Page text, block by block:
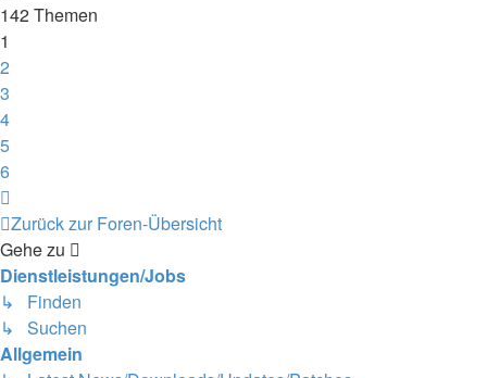
142 Themen
1
2
3
4
5
6
Zurück zur Foren-Übersicht
Gehe zu
Dienstleistungen/Jobs
↳ Finden
↳ Suchen
Allgemein